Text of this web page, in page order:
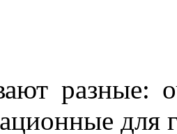
разные:
для